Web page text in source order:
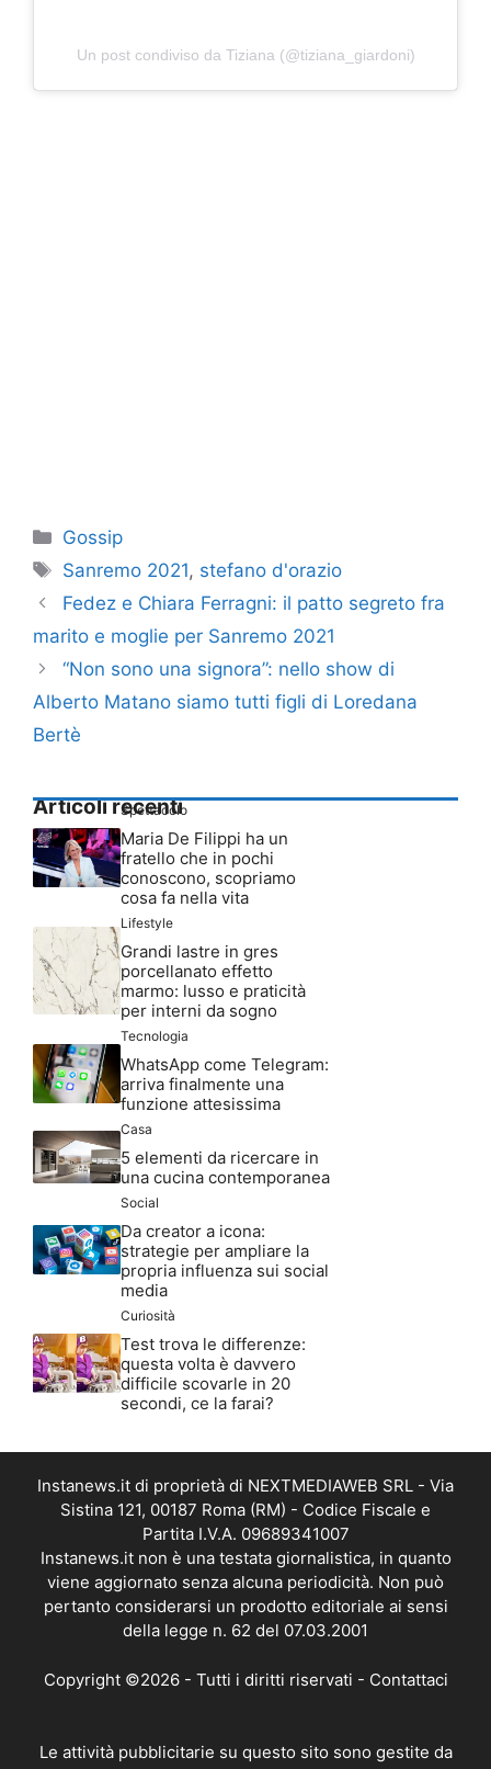
Un post condiviso da Tiziana (@tiziana_giardoni)
Categorie
Gossip
Tag
Sanremo 2021, stefano d'orazio
Fedez e Chiara Ferragni: il patto segreto fra
marito e moglie per Sanremo 2021
“Non sono una signora”: nello show di
Alberto Matano siamo tutti figli di Loredana
Bertè
Articoli recenti
Spettacolo
Maria De Filippi ha un
fratello che in pochi
conoscono, scopriamo
cosa fa nella vita
Lifestyle
Grandi lastre in gres
porcellanato effetto
marmo: lusso e praticità
per interni da sogno
Tecnologia
WhatsApp come Telegram:
arriva finalmente una
funzione attesissima
Casa
5 elementi da ricercare in
una cucina contemporanea
Social
Da creator a icona:
strategie per ampliare la
propria influenza sui social
media
Curiosità
Test trova le differenze:
questa volta è davvero
difficile scovarle in 20
secondi, ce la farai?
Instanews.it di proprietà di NEXTMEDIAWEB SRL - Via
Sistina 121, 00187 Roma (RM) - Codice Fiscale e
Partita I.V.A. 09689341007
Instanews.it non è una testata giornalistica, in quanto
viene aggiornato senza alcuna periodicità. Non può
pertanto considerarsi un prodotto editoriale ai sensi
della legge n. 62 del 07.03.2001
Copyright ©2026 - Tutti i diritti riservati - Contattaci
Le attività pubblicitarie su questo sito sono gestite da